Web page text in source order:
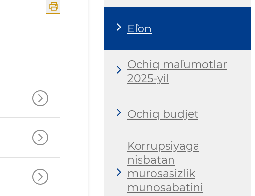
E`lon
Ochiq ma`lumotlar
2025-yil
Ochiq budjet
Korrupsiyaga
nisbatan
murosasizlik
munosabatini